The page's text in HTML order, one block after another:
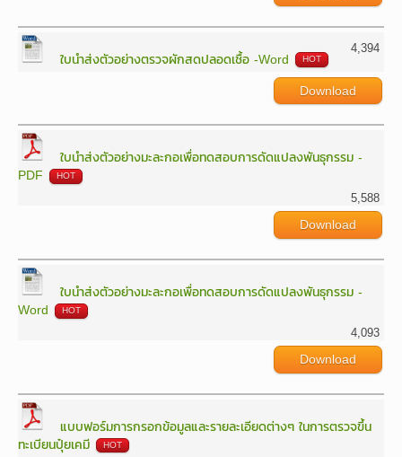
ใบนำส่งตัวอย่างตรวจผักสดปลอดเชื้อ -Word HOT
4,394
Download
ใบนำส่งตัวอย่างมะละกอเพื่อทดสอบการดัดแปลงพันธุกรรม -
PDF
HOT
5,588
Download
ใบนำส่งตัวอย่างมะละกอเพื่อทดสอบการดัดแปลงพันธุกรรม -
Word
HOT
4,093
Download
แบบฟอร์มการกรอกข้อมูลและรายละเอียดต่างๆ ในการตรวจขึ้น
ทะเบียนปุ๋ยเคมี
HOT